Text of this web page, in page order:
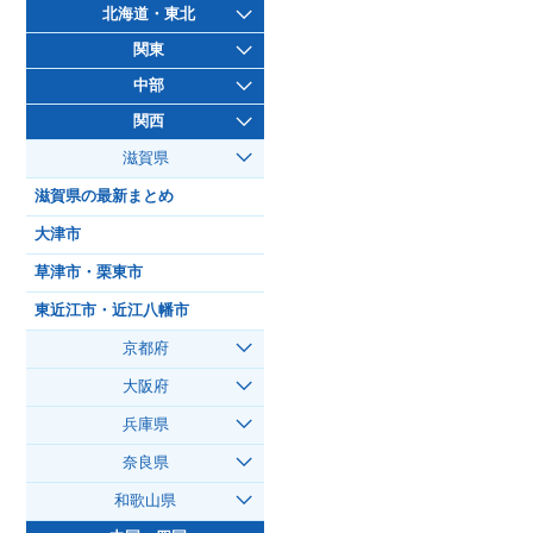
北海道・東北
関東
中部
関西
滋賀県
滋賀県の最新まとめ
大津市
草津市・栗東市
東近江市・近江八幡市
京都府
大阪府
兵庫県
奈良県
和歌山県